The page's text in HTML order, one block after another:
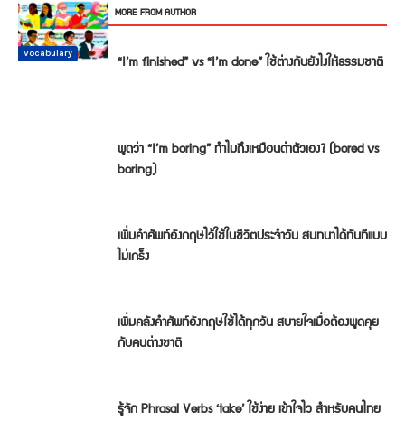
RELATED ARTICLES MORE FROM AUTHOR
Conversation “I’m finished” vs “I’m done” ใช้ต่างกันยังไงให้ธรรมชาติ
Vocabulary
พูดว่า “I’m boring” ทำไมถึงเหมือนด่าตัวเอง? (bored vs
boring)
Vocabulary
เพิ่มคำศัพท์อังกฤษไว้ใช้ในชีวิตประจำวัน สนทนาได้ทันทีแบบ
ไม่เกร็ง
Vocabulary
เพิ่มคลังคำศัพท์อังกฤษใช้ได้ทุกวัน สบายใจเมื่อต้องพูดคุย
กับคนต่างชาติ
Vocabulary
รู้จัก Phrasal Verbs ‘take’ ใช้ง่าย เข้าใจไว สำหรับคนไทย
Vocabulary